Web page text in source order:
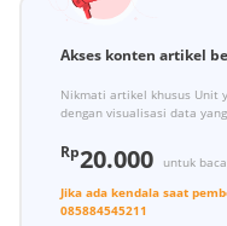
Akses konten artikel
Nikmati artikel khusus Unit
dengan visualisasi data
Rp20.000
untuk
Jika ada kendala saat
085884545211